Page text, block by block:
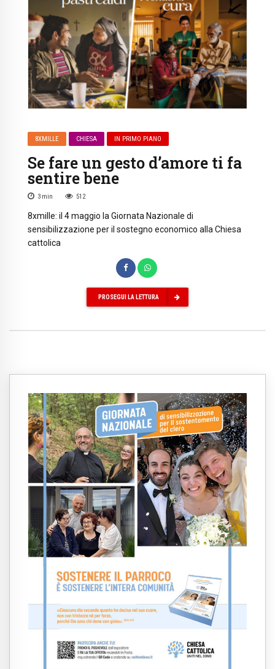
8XMILLE CHIESA IN PRIMO PIANO
Se fare un gesto d’amore ti fa
sentire bene
3 min 512
8xmille: il 4 maggio la Giornata Nazionale di
sensibilizzazione per il sostegno economico alla Chiesa
cattolica
PROSEGUI LA LETTURA